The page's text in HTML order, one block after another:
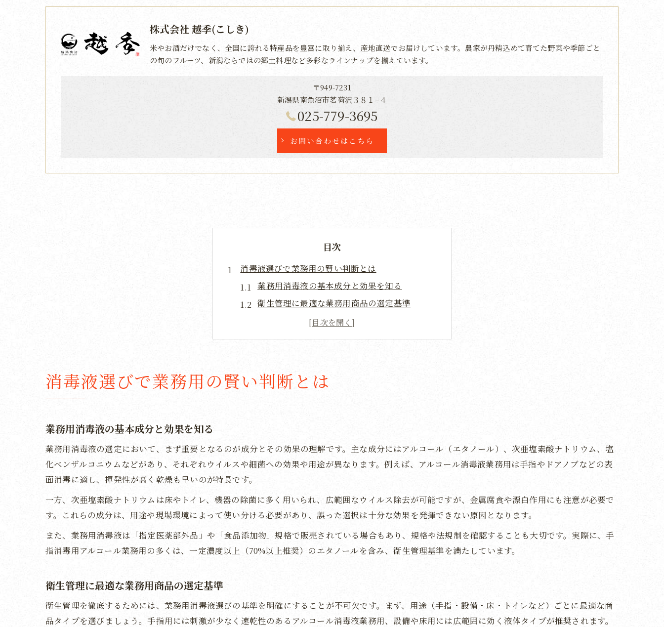
株式会社 越季(こしき)
米やお酒だけでなく、全国に誇れる特産品を豊富に取り揃え、産地直送でお届けしています。農家が丹精込めて育てた野菜や季節ごと
の旬のフルーツ、新潟ならではの郷土料理など多彩なラインナップを揃えています。
〒949-7231
新潟県南魚沼市茗荷沢３８１−４
025-779-3695
お問い合わせはこちら
目次
消毒液選びで業務用の賢い判断とは
業務用消毒液の基本成分と効果を知る
衛生管理に最適な業務用商品の選定基準
アルコール消毒液業務用の選び方と注意点
コストと安全性を両立する業務用消毒液の選択
手指と設備で異なる業務用消毒液の選択術
手指用業務用消毒液の成分と選び方
業務用消毒液の適切な濃度管理方法
コスト重視なら業務用消毒液の成分比較がカギ
業務用消毒液の成分表示を見極めるポイント
アルコール消毒液業務用のコスパ比較方法
成分で違う業務用消毒液の効果と価格差
手指・設備用業務用消毒液の使い分け実例
消毒液選びで業務用の賢い判断とは
業務用消毒液の基本成分と効果を知る
業務用消毒液の選定において、まず重要となるのが成分とその効果の理解です。主な成分にはアルコール（エタノール）、次亜塩素酸ナトリウム、塩
化ベンザルコニウムなどがあり、それぞれウイルスや細菌への効果や用途が異なります。例えば、アルコール消毒液業務用は手指やドアノブなどの表
面消毒に適し、揮発性が高く乾燥も早いのが特長です。
一方、次亜塩素酸ナトリウムは床やトイレ、機器の除菌に多く用いられ、広範囲なウイルス除去が可能ですが、金属腐食や漂白作用にも注意が必要で
す。これらの成分は、用途や現場環境によって使い分ける必要があり、誤った選択は十分な効果を発揮できない原因となります。
また、業務用消毒液は「指定医薬部外品」や「食品添加物」規格で販売されている場合もあり、規格や法規制を確認することも大切です。実際に、手
指消毒用アルコール業務用の多くは、一定濃度以上（70%以上推奨）のエタノールを含み、衛生管理基準を満たしています。
衛生管理に最適な業務用商品の選定基準
衛生管理を徹底するためには、業務用消毒液選びの基準を明確にすることが不可欠です。まず、用途（手指・設備・床・トイレなど）ごとに最適な商
品タイプを選びましょう。手指用には刺激が少なく速乾性のあるアルコール消毒液業務用、設備や床用には広範囲に効く液体タイプが推奨されます。